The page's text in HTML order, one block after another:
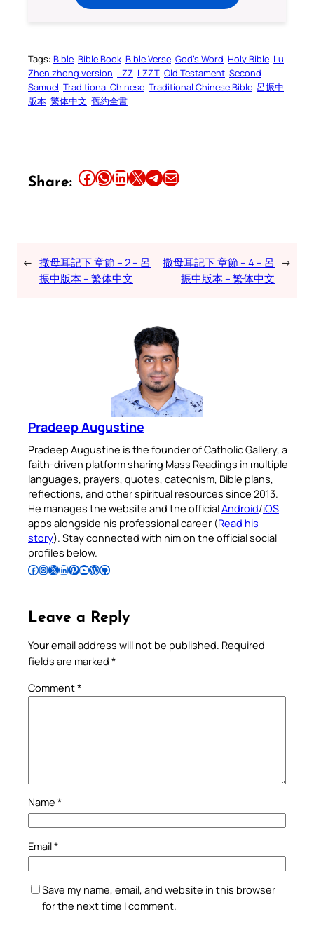
Tags: Bible Bible Book Bible Verse God’s Word Holy Bible Lu
Zhen zhong version LZZ LZZT Old Testament Second
Samuel Traditional Chinese Traditional Chinese Bible 呂振中
版本 繁体中文 舊約全書
Share: Share this article on Facebook Share this article on WhatsApp Share this article on LinkedIn Share this article on X Share this article on TelegramEmail this Article
← 撒母耳記下 章節 – 2 – 呂
振中版本 – 繁体中文
撒母耳記下 章節 – 4 – 呂
振中版本 – 繁体中文
→
Pradeep Augustine
Pradeep Augustine is the founder of Catholic Gallery, a
faith-driven platform sharing Mass Readings in multiple
languages, prayers, quotes, catechism, Bible plans,
reflections, and other spiritual resources since 2013.
He manages the website and the officialAndroid/iOS
apps alongside his professional career (Read his
story). Stay connected with him on the official social
profiles below.
Follow Pradeep on Facebook Follow Pradeep on InstagramFollow Pradeep on X Follow Pradeep on LinkedIn Follow Pradeep on Pinterest Subscribe to Pradeep’s Youtube Channel Follow Pradeep on WordPress Follow Pradeep on GitHub
Leave a Reply
Your email address will not be published. Required
fields are marked *
Comment*
Name *
Email*
Save my name, email, and website in this browser
for the next time I comment.